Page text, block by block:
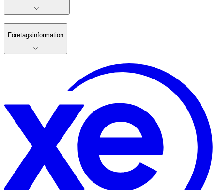
Företagsinformation